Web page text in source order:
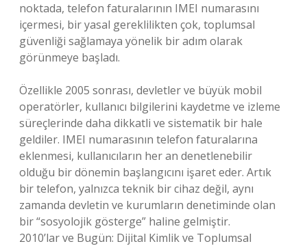
noktada, telefon faturalarının IMEI numarasını
içermesi, bir yasal gereklilikten çok, toplumsal
güvenliği sağlamaya yönelik bir adım olarak
görünmeye başladı.
Özellikle 2005 sonrası, devletler ve büyük mobil
operatörler, kullanıcı bilgilerini kaydetme ve izleme
süreçlerinde daha dikkatli ve sistematik bir hale
geldiler. IMEI numarasının telefon faturalarına
eklenmesi, kullanıcıların her an denetlenebilir
olduğu bir dönemin başlangıcını işaret eder. Artık
bir telefon, yalnızca teknik bir cihaz değil, aynı
zamanda devletin ve kurumların denetiminde olan
bir “sosyolojik gösterge” haline gelmiştir.
2010’lar ve Bugün: Dijital Kimlik ve Toplumsal